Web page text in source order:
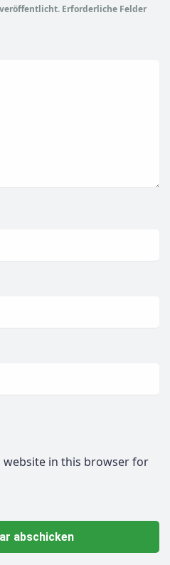
Erforderliche Felder
website in this browser for